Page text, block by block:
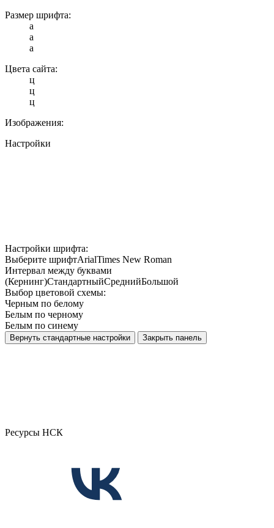
Размер шрифта:
a
a
a
Цвета сайта:
ц
ц
ц
Изображения:
Настройки
Настройки шрифта:
Выберите шрифтArialTimes New Roman
Интервал между буквами
(Кернинг)СтандартныйСреднийБольшой
Выбор цветовой схемы:
Черным по белому
Белым по черному
Белым по синему
Вернуть стандартные настройки Закрыть панель
Ресурсы НСК